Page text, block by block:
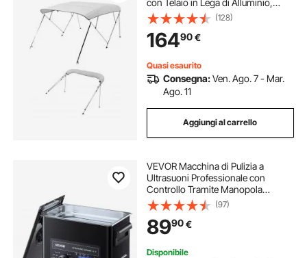
con Telaio in Lega di Alluminio,
Tettoia Parasole Impermeabile con
Borsa Portaoggetti, Larghezza 185
a 198 cm Grigio Chiaro
(128)
16490€
Quasi esaurito
Consegna:Ven. Ago. 7 - Mar.
Ago. 11
Aggiungi al carrello
VEVOR Macchina di Pulizia a
Ultrasuoni Professionale con
Controllo Tramite Manopola
Rotante, Capacita di 3 L con
Cestello e Sfera di Pulizia, Pulitore a
Ultrasuoni per Orologi, Rasoi,
Gioielli
(97)
8990€
Disponibile